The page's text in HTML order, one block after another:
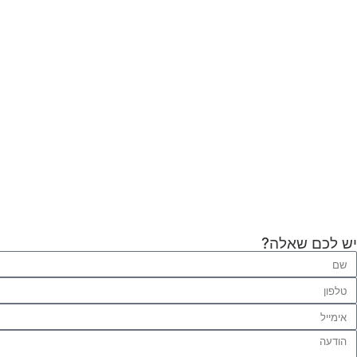
יש לכם שאלה?